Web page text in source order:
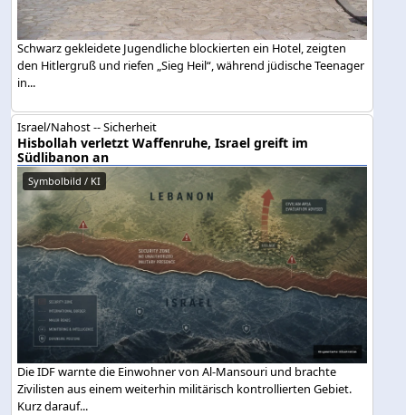
Schwarz gekleidete Jugendliche blockierten ein Hotel, zeigten
den Hitlergruß und riefen „Sieg Heil“, während jüdische Teenager
in...
Israel/Nahost -- Sicherheit
Hisbollah verletzt Waffenruhe, Israel greift im
Südlibanon an
Symbolbild / KI
Die IDF warnte die Einwohner von Al-Mansouri und brachte
Zivilisten aus einem weiterhin militärisch kontrollierten Gebiet.
Kurz darauf...